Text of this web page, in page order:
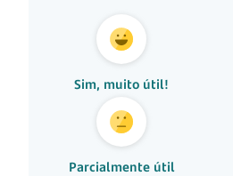
Sim, muito útil!
Parcialmente útil